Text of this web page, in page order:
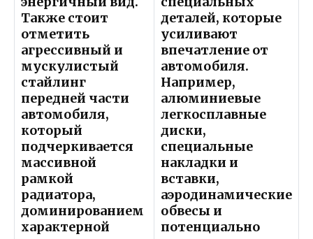
Также стоит
отметить
агрессивный и
мускулистый
стайлинг
передней части
автомобиля,
который
подчеркивается
массивной
рамкой
радиатора,
доминированием
характерной
деталей, которые
усиливают
впечатление от
автомобиля.
Например,
алюминиевые
легкосплавные
диски,
специальные
накладки и
вставки,
аэродинамические
обвесы и
потенциально